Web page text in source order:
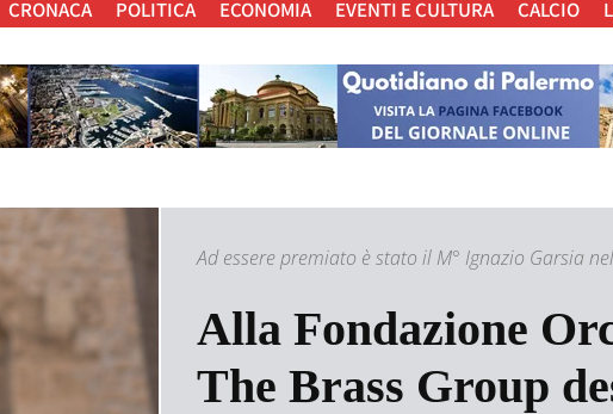
CRONACA POLITICA ECONOMIA EVENTI E CULTURA CALCIO
Ad essere premiato è stato il M° Ignazio Garsia
Alla Fondazione
The Brass Group